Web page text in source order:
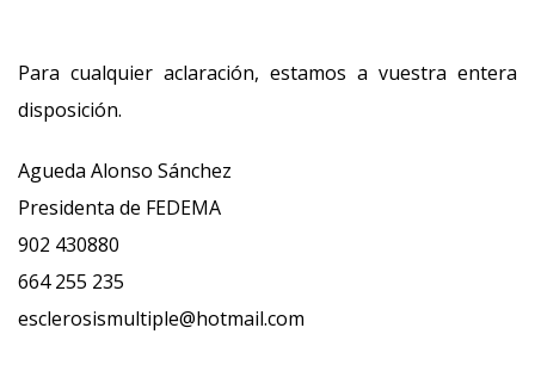
Para cualquier aclaración, estamos a vuestra entera
disposición.
Agueda Alonso Sánchez
Presidenta de FEDEMA
902 430880
664 255 235
esclerosismultiple@hotmail.com